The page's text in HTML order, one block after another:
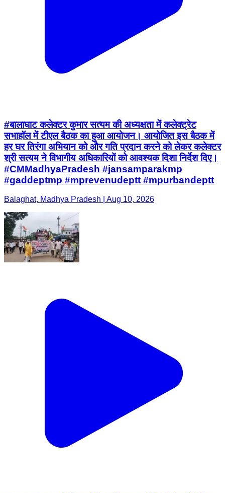
#बालाघाट कलेक्टर कुमार सत्यम की अध्यक्षता में कलेक्ट्रेट
सभाहॉल में टीएल बैठक का हुआ आयोजन। आयोजित इस बैठक में
हर घर तिरंगा अभियान को और गति प्रदान करने को लेकर कलेक्टर
श्री सत्यम ने विभागीय अधिकारियों को आवश्यक दिशा निर्देश दिए।
#CMMadhyaPradesh #jansamparakmp
#gaddeptmp #mprevenudeptt #mpurbandeptt
Balaghat, Madhya Pradesh | Aug 10, 2026